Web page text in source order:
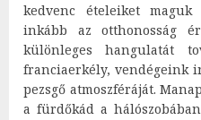
kedvenc ételeiket
inkább az otthonosság
különleges hangulatát
franciaerkély, vendégeink
pezsgő atmoszféráját.
a fürdőkád a